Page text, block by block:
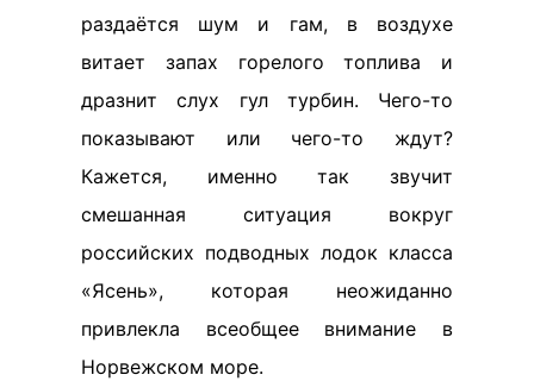
раздаётся шум и гам, в воздухе
витает запах горелого топлива и
дразнит слух гул турбин. Чего-то
показывают или чего-то ждут?
Кажется, именно так звучит
смешанная ситуация вокруг
российских подводных лодок класса
«Ясень», которая неожиданно
привлекла всеобщее внимание в
Норвежском море.